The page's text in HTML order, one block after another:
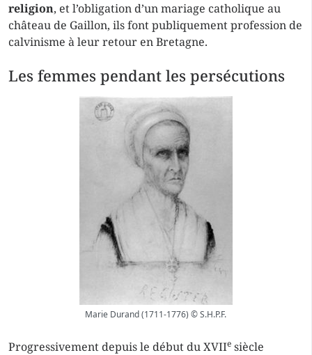
religion, et l’obligation d’un mariage catholique au
château de Gaillon, ils font publiquement profession de
calvinisme à leur retour en Bretagne.
Les femmes pendant les persécutions
Marie Durand (1711-1776) © S.H.P.F.
Progressivement depuis le début du XVIIe siècle